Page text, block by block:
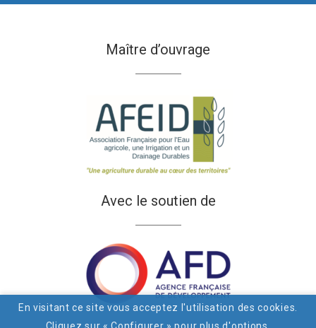
Maître d’ouvrage
Avec le soutien de
En visitant ce site vous acceptez l'utilisation des cookies.